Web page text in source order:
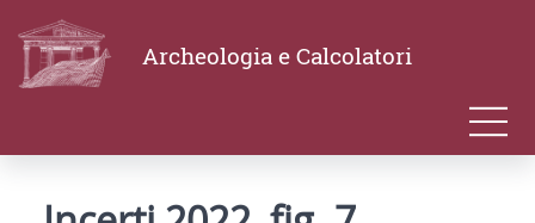
Archeologia e Calcolatori